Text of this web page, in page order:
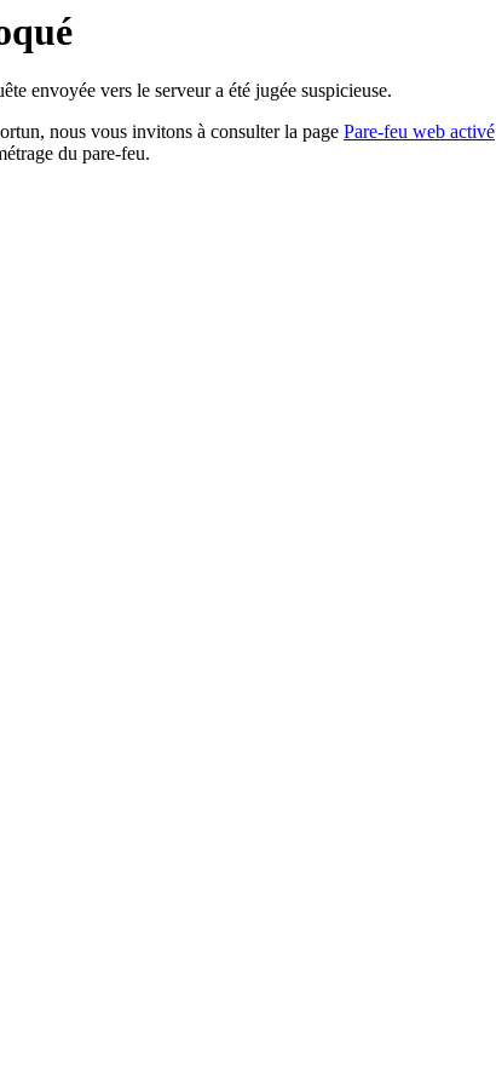
envoyée vers le serveur a été jugée suspicieuse.
nous vous invitons à consulter la page Pare-feu web activé
du pare-feu.